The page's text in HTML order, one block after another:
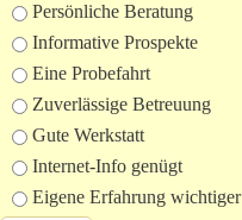
Auswahlmöglichkeiten
Persönliche Beratung
Informative Prospekte
Eine Probefahrt
Zuverlässige Betreuung
Gute Werkstatt
Internet-Info genügt
Eigene Erfahrung wichtiger